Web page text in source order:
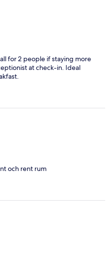
for 2 people if staying more
at check-in. Ideal
och rent rum